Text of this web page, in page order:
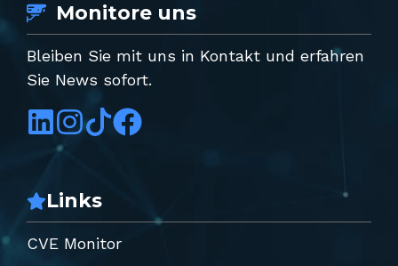
Monitore uns
Bleiben Sie mit uns in Kontakt und erfahren
Sie News sofort.
Links
CVE Monitor